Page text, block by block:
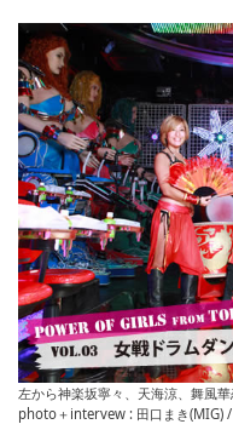
左から神楽坂寧々、天海涼、舞風
photo＋intervew : 田口まき(MIG)